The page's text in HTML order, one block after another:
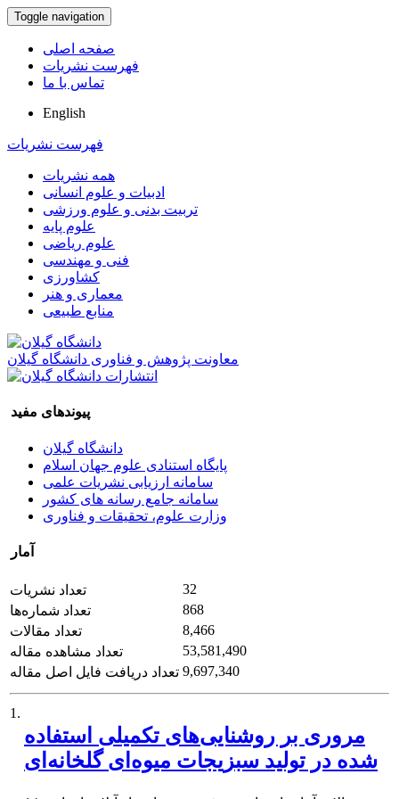
Toggle navigation
صفحه اصلی
فهرست نشریات
تماس با ما
English
فهرست نشریات
همه نشریات
ادبیات و علوم انسانی
تربیت بدنی و علوم ورزشی
علوم پایه
علوم ریاضی
فنی و مهندسی
کشاورزی
معماری و هنر
منابع طبیعی
معاونت پژوهش و فناوری دانشگاه گیلان
پیوندهای مفید
دانشگاه گیلان
پایگاه استنادی علوم جهان اسلام
سامانه ارزیابی نشریات علمی
سامانه جامع رسانه های کشور
وزارت علوم، تحقیقات و فناوری
آمار
تعداد نشریات
32
تعداد شماره‌ها
868
تعداد مقالات
8,466
تعداد مشاهده مقاله
53,581,490
تعداد دریافت فایل اصل مقاله 9,697,340
1.
مروری بر روشنایی‌های تکمیلی استفاده
شده در تولید سبزیجات میوه‌ای گلخانه‌ای